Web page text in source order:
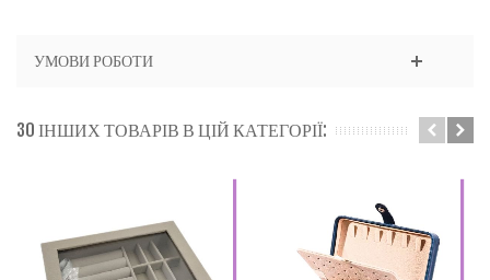
УМОВИ РОБОТИ
30 ІНШИХ ТОВАРІВ В ЦІЙ КАТЕГОРІЇ: